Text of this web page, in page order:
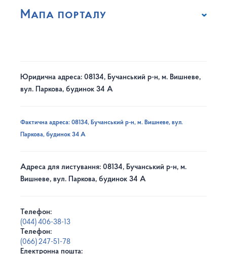
Мапа порталу
Юридична адреса: 08134, Бучанський р-н, м. Вишневе,
вул. Паркова, будинок 34 А
Фактична адреса: 08134, Бучанський р-н, м. Вишневе, вул.
Паркова, будинок 34 А
Адреса для листування: 08134, Бучанський р-н, м.
Вишневе, вул. Паркова, будинок 34 А
Телефон:
(044) 406-38-13
Телефон:
(066) 247-51-78
Електронна пошта: